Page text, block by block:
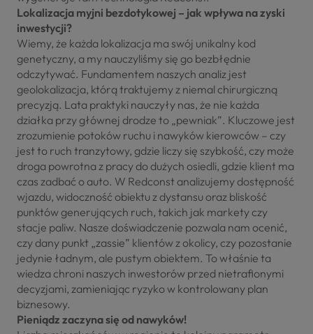
Lokalizacja myjni bezdotykowej – jak wpływa na zyski
inwestycji?
Wiemy, że każda lokalizacja ma swój unikalny kod
genetyczny, a my nauczyliśmy się go bezbłędnie
odczytywać. Fundamentem naszych analiz jest
geolokalizacja, którą traktujemy z niemal chirurgiczną
precyzją. Lata praktyki nauczyły nas, że nie każda
działka przy głównej drodze to „pewniak”. Kluczowe jest
zrozumienie potoków ruchu i nawyków kierowców – czy
jest to ruch tranzytowy, gdzie liczy się szybkość, czy może
droga powrotna z pracy do dużych osiedli, gdzie klient ma
czas zadbać o auto. W Redconst analizujemy dostępność
wjazdu, widoczność obiektu z dystansu oraz bliskość
punktów generujących ruch, takich jak markety czy
stacje paliw. Nasze doświadczenie pozwala nam ocenić,
czy dany punkt „zassie” klientów z okolicy, czy pozostanie
jedynie ładnym, ale pustym obiektem. To właśnie ta
wiedza chroni naszych inwestorów przed nietrafionymi
decyzjami, zamieniając ryzyko w kontrolowany plan
biznesowy.
Pieniądz zaczyna się od nawyków!